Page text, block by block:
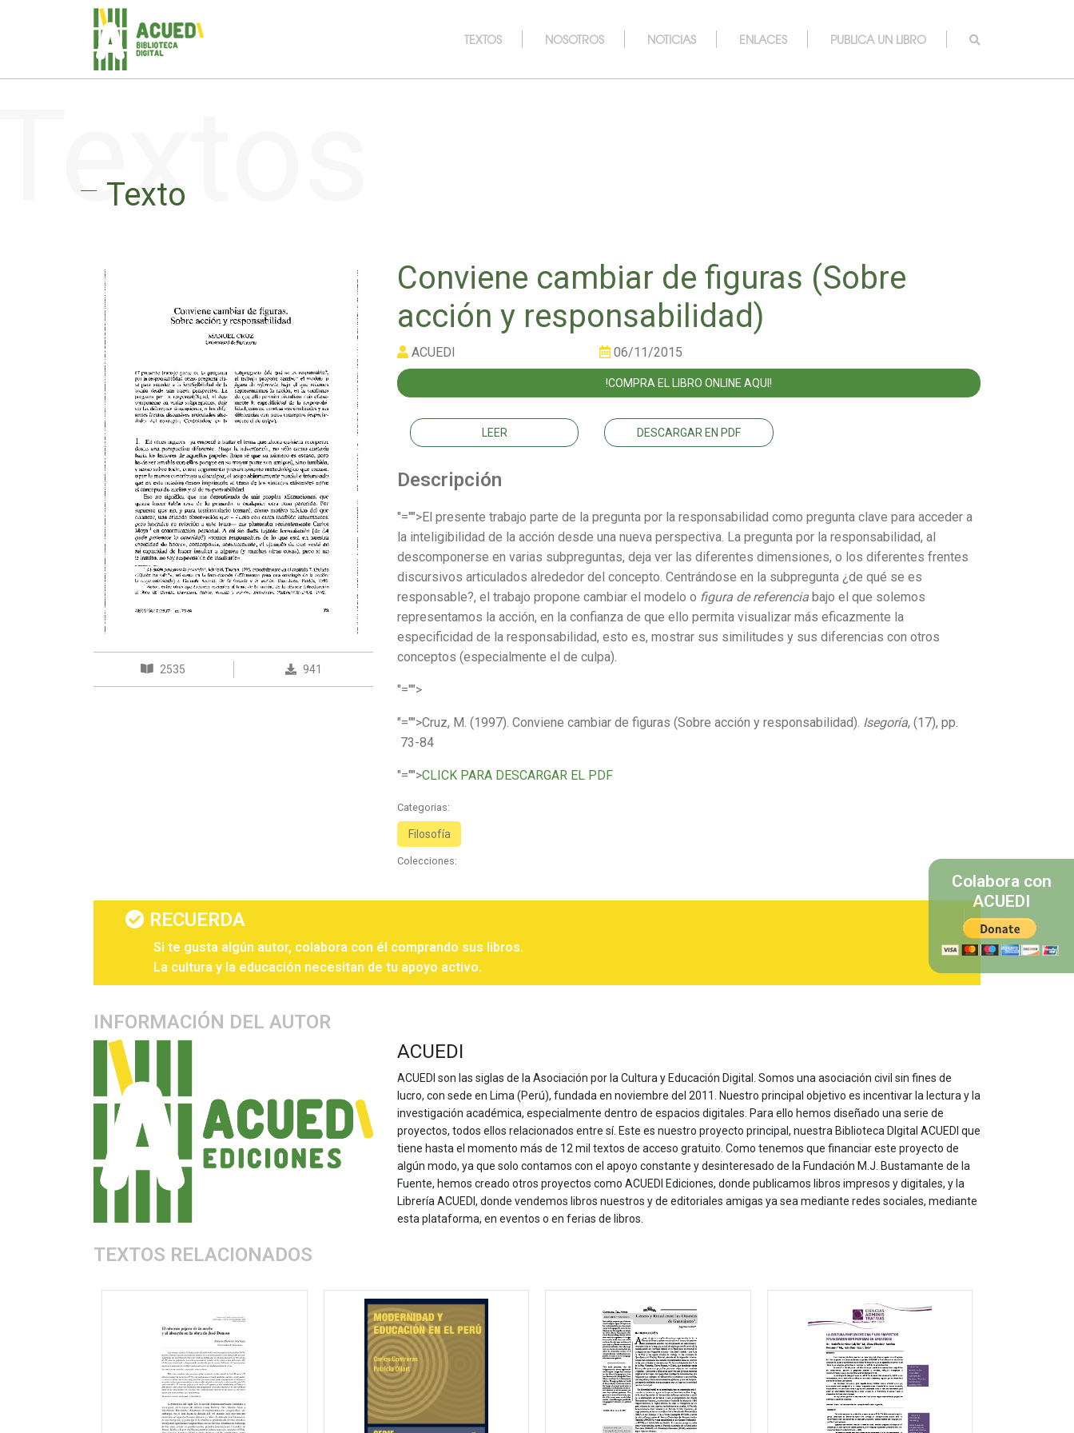
TEXTOS NOSOTROS NOTICIAS ENLACES PUBLICA UN LIBRO
Texto
2535 941
Conviene cambiar de figuras (Sobre
acción y responsabilidad)
ACUEDI 06/11/2015
!COMPRA EL LIBRO ONLINE AQUI!
LEER DESCARGAR EN PDF
Descripción
"="">El presente trabajo parte de la pregunta por la responsabilidad como pregunta clave para acceder a
la inteligibilidad de la acción desde una nueva perspectiva. La pregunta por la responsabilidad, al
descomponerse en varias subpreguntas, deja ver las diferentes dimensiones, o los diferentes frentes
discursivos articulados alrededor del concepto. Centrándose en la subpregunta ¿de qué se es
responsable?, el trabajo propone cambiar el modelo o figura de referencia bajo el que solemos
representamos la acción, en la confianza de que ello permita visualizar más eficazmente la
especificidad de la responsabilidad, esto es, mostrar sus similitudes y sus diferencias con otros
conceptos (especialmente el de culpa).
"="">
"="">Cruz, M. (1997). Conviene cambiar de figuras (Sobre acción y responsabilidad). Isegoría, (17), pp.
73-84
"="">CLICK PARA DESCARGAR EL PDF
Categorias:
Filosofía
Colecciones:
RECUERDA
Si te gusta algún autor, colabora con él comprando sus libros.
La cultura y la educación necesitan de tu apoyo activo.
INFORMACIÓN DEL AUTOR
ACUEDI
ACUEDI son las siglas de la Asociación por la Cultura y Educación Digital. Somos una asociación civil sin fines de
lucro, con sede en Lima (Perú), fundada en noviembre del 2011. Nuestro principal objetivo es incentivar la lectura y la
investigación académica, especialmente dentro de espacios digitales. Para ello hemos diseñado una serie de
proyectos, todos ellos relacionados entre sí. Este es nuestro proyecto principal, nuestra Biblioteca DIgital ACUEDI que
tiene hasta el momento más de 12 mil textos de acceso gratuito. Como tenemos que financiar este proyecto de
algún modo, ya que solo contamos con el apoyo constante y desinteresado de la Fundación M.J. Bustamante de la
Fuente, hemos creado otros proyectos como ACUEDI Ediciones, donde publicamos libros impresos y digitales, y la
Librería ACUEDI, donde vendemos libros nuestros y de editoriales amigas ya sea mediante redes sociales, mediante
esta plataforma, en eventos o en ferias de libros.
TEXTOS RELACIONADOS
Colabora con
ACUEDI